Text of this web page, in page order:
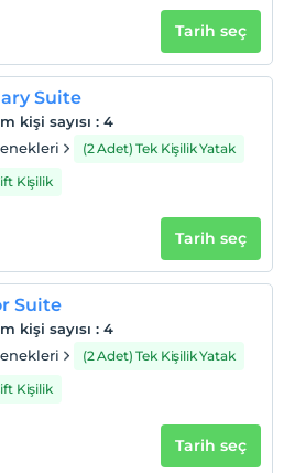
Tarih seç
Suite
kişi sayısı : 4
(2 Adet) Tek Kişilik Yatak
Kişilik
Tarih seç
Suite
kişi sayısı : 4
(2 Adet) Tek Kişilik Yatak
Kişilik
Tarih seç